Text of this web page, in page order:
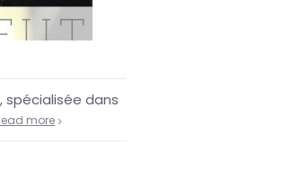
spécialisée dans
more